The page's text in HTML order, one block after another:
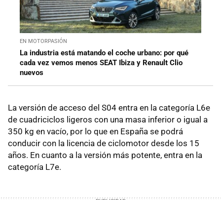
EN MOTORPASIÓN
La industria está matando el coche urbano: por qué
cada vez vemos menos SEAT Ibiza y Renault Clio
nuevos
La versión de acceso del S04 entra en la categoría L6e
de cuadriciclos ligeros con una masa inferior o igual a
350 kg en vacío, por lo que en España se podrá
conducir con la licencia de ciclomotor desde los 15
años. En cuanto a la versión más potente, entra en la
categoría L7e.